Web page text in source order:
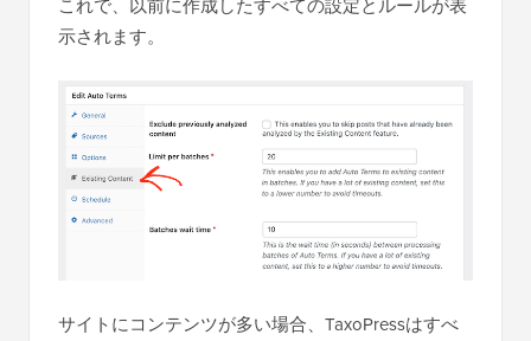
これで、以前に作成したすべての設定とルールが表
示されます。
サイトにコンテンツが多い場合、TaxoPressはすべ